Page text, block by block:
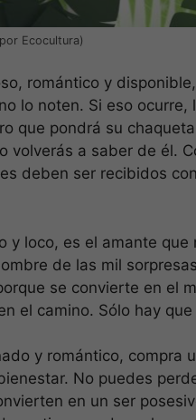
Ecocultura)
romántico y
lo noten. Si eso
que pondrá su
volverás a saber de él.
deben ser recibidos
y loco, es el amante
de las mil
se convierte en el
el camino. Sólo hay
y romántico, compra
No puedes
en un ser